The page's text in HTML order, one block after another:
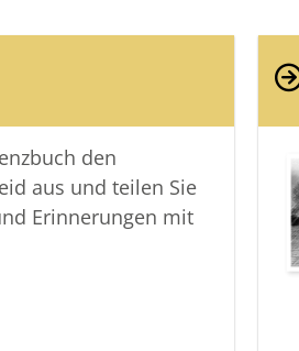
den
aus und teilen Sie
Erinnerungen mit